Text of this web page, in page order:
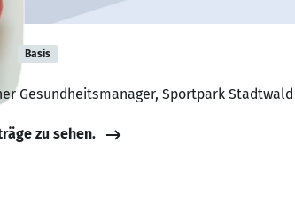
Basis
Gesundheitsmanager, Sportpark Stadtwald
zu sehen.